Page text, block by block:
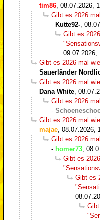
tim86 08.07.2026,
Gibt es 2026
- Kutte92-
Gibt es
09.07.2026,
Gibt es 2026 mal
Sauerländer
Gibt es 2026 mal
Dana White
Gibt es 2026
-
Gibt es 2026 mal
majae 08.07.2026,
Gibt es 2026
- homer73
Gibt es
Gibt es